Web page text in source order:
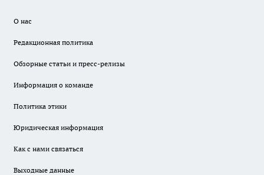
О нас
Редакционная политика
Обзорные статьи и пресс-релизы
Информация о команде
Политика этики
Юридическая информация
Как с нами связаться
Выходные данные